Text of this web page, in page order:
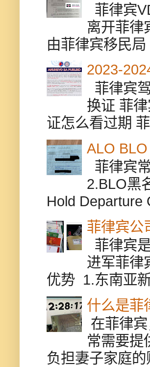
菲律宾
离开菲律
由菲律宾移民
2023-
菲律宾
换证 菲
证怎么看过期
ALO
菲律宾
2.BLO黑
Hold Departure
菲律宾公
菲律宾
进军菲律
优势 1.东南亚
什么是菲
在菲律
常需要提
负担妻子家庭